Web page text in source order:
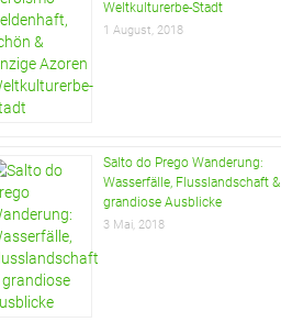
Weltkulturerbe-Stadt
1 August, 2018
Salto do Prego Wanderung:
Wasserfälle, Flusslandschaft &
grandiose Ausblicke
3 Mai, 2018